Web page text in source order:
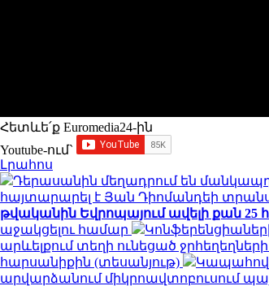
Հետևե՛ք Euromedia24-ին
Youtube-ում`
Լրահոս
Դերասանին մեղադրում են
հայտարարել է Յան Դիոմանդեի
թվականին Եվրոպայում ավելի քան 25
աջակցելու համար
արևելքում տեղի ունեցած
հարսանիքին (տեսանյութ)
արվարձանում միկրոավտոբուսում